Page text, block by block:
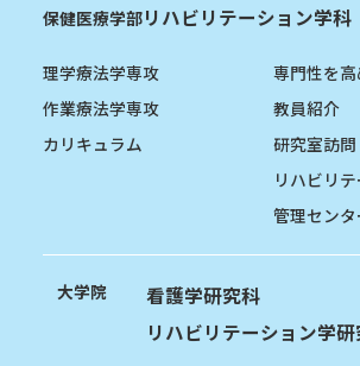
保健医療学部リハビリテーション学科
理学療法学専攻
作業療法学専攻
カリキュラム
専門性を
教員紹介
研究室訪問
リハビリ
管理センタ
大学院
看護学研究科
リハビリテーション学